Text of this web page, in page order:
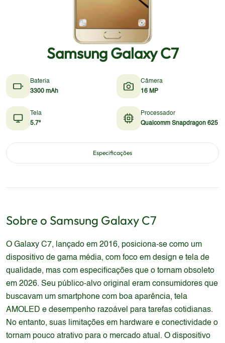
Samsung Galaxy C7
Bateria
3300 mAh
Câmera
16 MP
Tela
5.7"
Processador
Qualcomm Snapdragon 625
Especificações
Sobre o Samsung Galaxy C7
O Galaxy C7, lançado em 2016, posiciona-se como um
dispositivo de gama média, com foco em design e tela de
qualidade, mas com especificações que o tornam obsoleto
em 2026. Seu público-alvo original eram consumidores que
buscavam um smartphone com boa aparência, tela
AMOLED e desempenho razoável para tarefas cotidianas.
No entanto, suas limitações em hardware e conectividade o
tornam pouco atrativo para o mercado atual. O dispositivo